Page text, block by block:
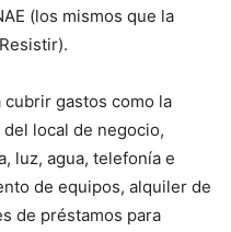
(los mismos que la
cubrir gastos como la
local de negocio,
luz, agua, telefonía e
de equipos, alquiler de
de préstamos para